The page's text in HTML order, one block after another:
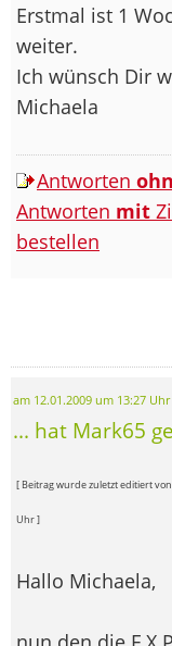
Erstmal ist 1
weiter.
Ich wünsch Dir
Michaela
Antworten
Antworten mit
bestellen
am 12.01.2009 um 13:27 Uhr
... hat Mark65
[ Beitrag wurde zuletzt editiert
Uhr ]
Hallo Michaela,